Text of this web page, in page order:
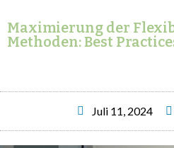
Maximierung der
Methoden: Best
Juli 11, 2024